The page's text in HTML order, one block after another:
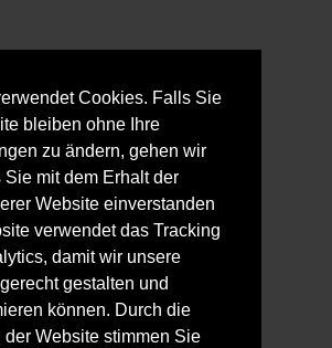
Cookies. Falls Sie
bleiben ohne Ihre
zu ändern, gehen wir
mit dem Erhalt der
Website einverstanden
verwendet das Tracking
damit wir unsere
gestalten und
können. Durch die
Website stimmen Sie